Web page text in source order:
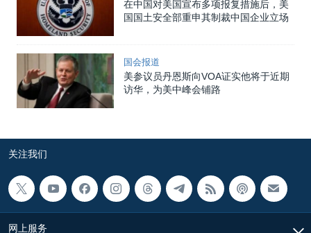
在中国对美国宣布多项报复措施后，美
国国土安全部重申其制裁中国企业立场
国会报道
美参议员丹恩斯向VOA证实他将于近期
访华，为美中峰会铺路
关注我们
网上服务